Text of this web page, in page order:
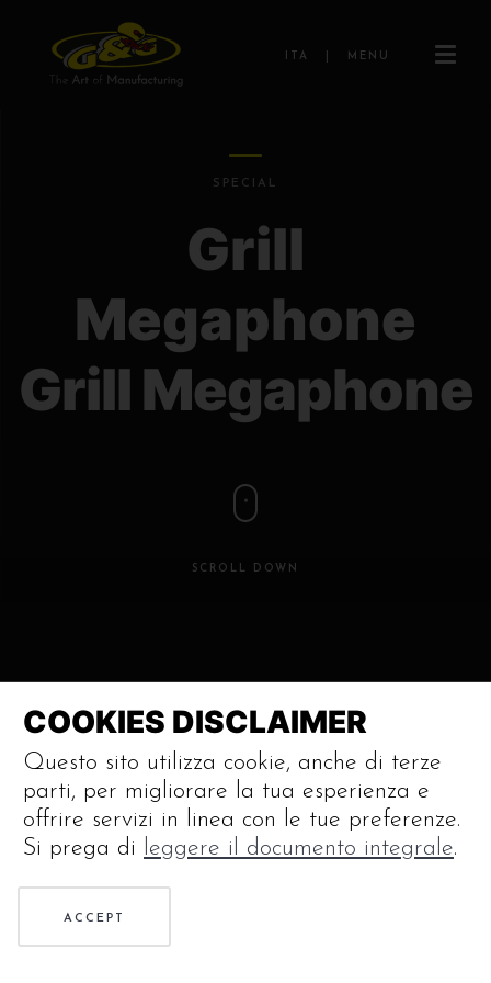
ITA MENU
SPECIAL
Grill
Megaphone
Grill Megaphone
SCROLL DOWN
01
DETTAGLI
COOKIES DISCLAIMER
Questo sito utilizza cookie, anche di terze
parti, per migliorare la tua esperienza e
offrire servizi in linea con le tue preferenze.
Si prega di leggere il documento integrale.
ACCEPT